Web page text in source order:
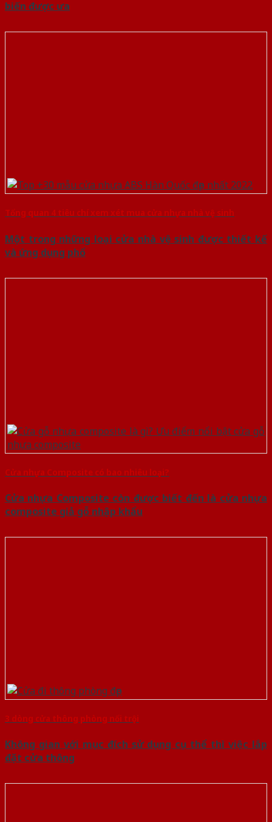
biến được ưa
Tổng quan 4 tiêu chí xem xét mua cửa nhựa nhà vệ sinh
Một trong những loại cửa nhà vệ sinh được thiết kế
và ứng dụng phổ
Cửa nhựa Composite có bao nhiêu loại?
Cửa nhựa Composite còn được biết đến là cửa nhựa
composite giả gỗ nhập khẩu
3 dòng cửa thông phòng nổi trội
Không gian với mục đích sử dụng cụ thể thì việc lắp
đặt cửa thông